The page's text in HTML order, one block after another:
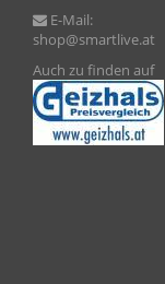
E-Mail:
shop@smartlive.at
Auch zu finden auf